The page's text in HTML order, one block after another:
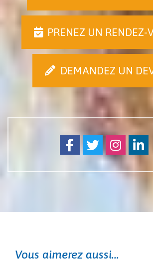
PRENEZ UN RENDEZ-
DEMANDEZ UN
Facebook
Twitter
Vous aimerez aussi...